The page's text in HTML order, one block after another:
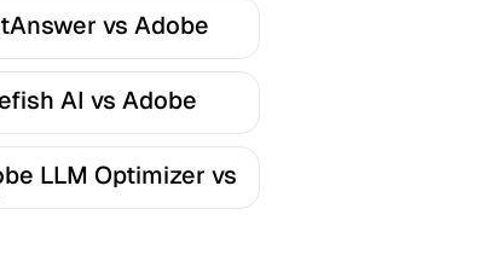
vs Adobe
Optimizer
AI vs Adobe
Optimizer
LLM Optimizer vs